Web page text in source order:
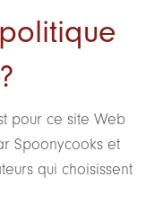
pour ce site Web
Spoonycooks et
qui choisissent